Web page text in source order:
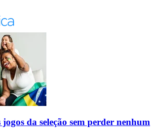
jogos da seleção sem perder nenhum